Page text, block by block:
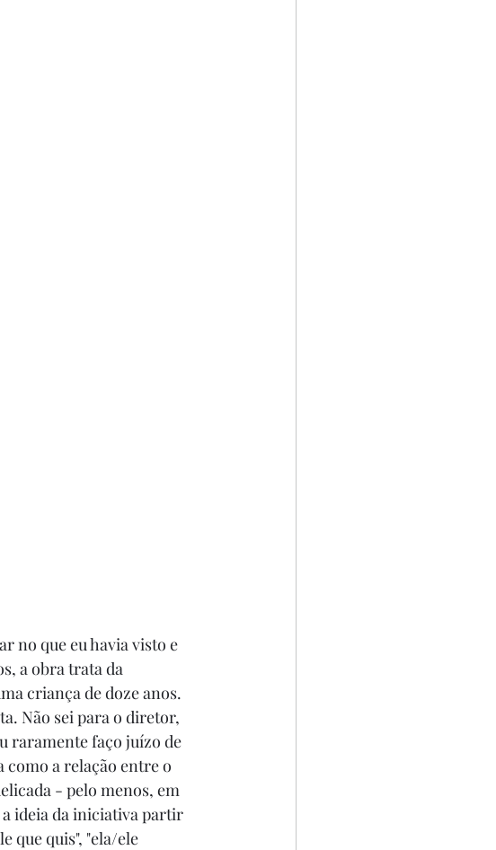
no que eu havia visto e
a obra trata da
criança de doze anos.
Não sei para o diretor,
raramente faço juízo de
como a relação entre o
- pelo menos, em
a ideia da iniciativa partir
que quis", "ela/ele